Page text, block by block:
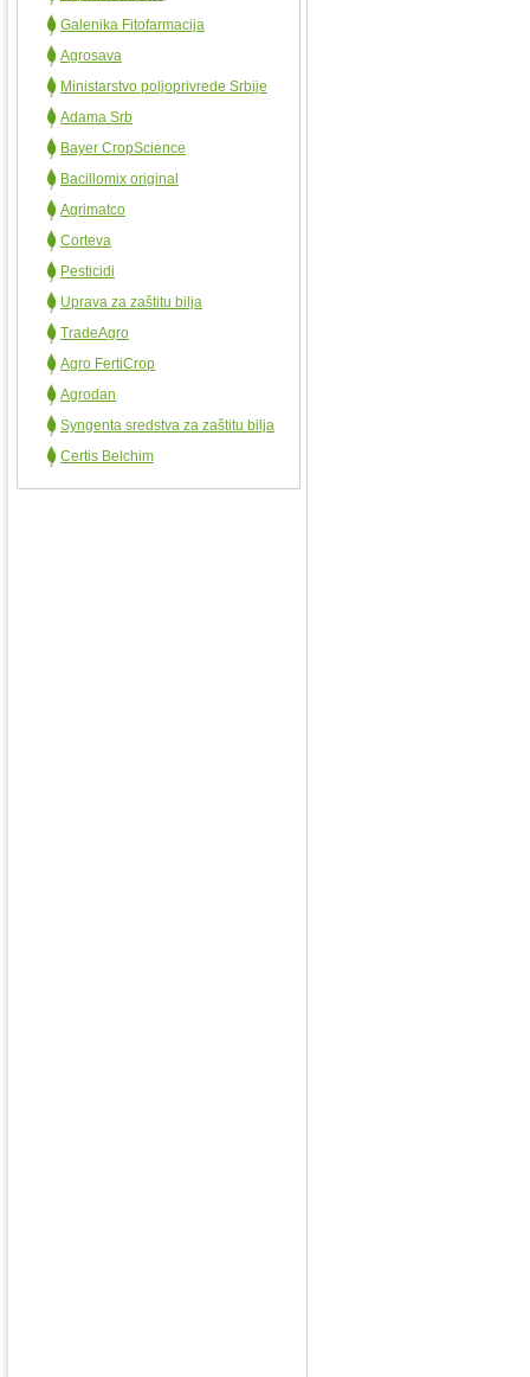
Galenika Fitofarmacija
Agrosava
Ministarstvo poljoprivrede Srbije
Adama Srb
Bayer CropScience
Bacillomix original
Agrimatco
Corteva
Pesticidi
Uprava za zaštitu bilja
TradeAgro
Agro FertiCrop
Agrodan
Syngenta sredstva za zaštitu bilja
Certis Belchim